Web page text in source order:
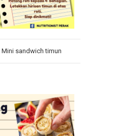
sandwich timun